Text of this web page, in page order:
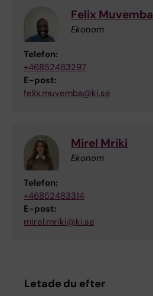
Felix Muvemba
Ekonom
Telefon:
+46852483297
E-post:
felix.muvemba@ki.se
Mirel Mriki
Ekonom
Telefon:
+46852483314
E-post:
mirel.mriki@ki.se
Letade du efter